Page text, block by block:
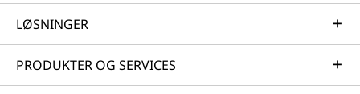
LØSNINGER
PRODUKTER OG SERVICES